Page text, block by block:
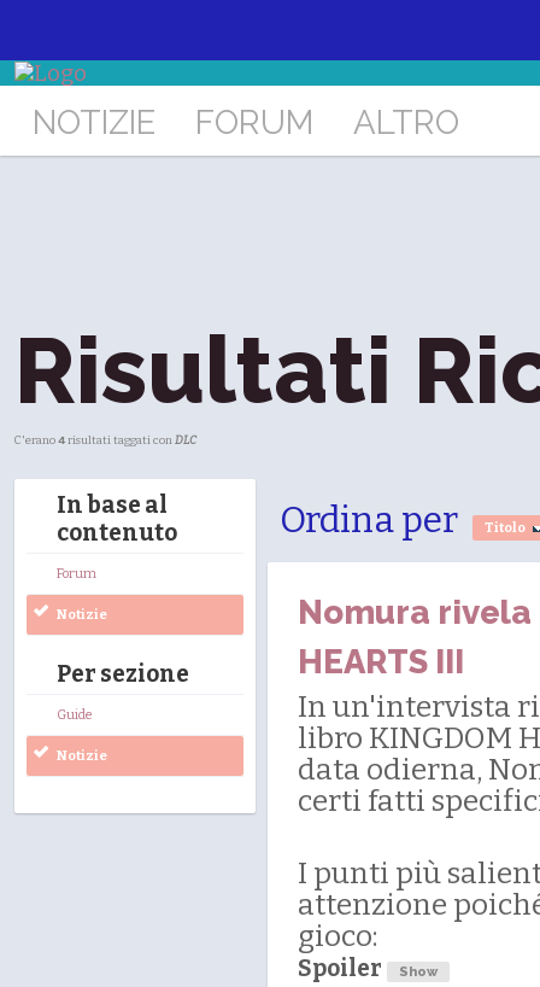
NOTIZIE FORUM ALTRO
Risultati
C'erano4risultati taggati conDLC
In base al
contenuto
Forum
Notizie
Per sezione
Guide
Notizie
Ordina per Titolo
Nomura rivela
HEARTS III
In un'intervista
libro KINGDOM
data odierna,
certi fatti
I punti più
attenzione
gioco:
Spoiler